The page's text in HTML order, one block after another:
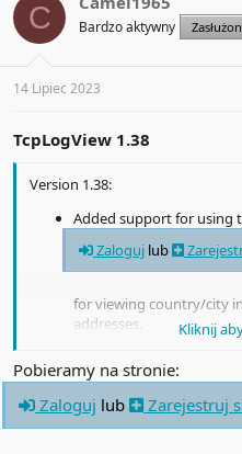
i
o
s
:
C Bardzo aktywny
14 Lipiec 2023
TcpLogView 1.38
Version 1.38:
Added support for using
Zaloguj lub
for viewing country/city
addresses.
In order to use these IP-
desired file and put it in
with its original filename
, dbip-city-ipv4.csv)
Kliknij
Pobieramy na stronie:
Zaloguj lub Zarejestruj